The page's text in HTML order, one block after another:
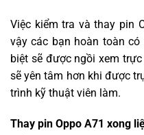
Việc kiểm tra và thay pin
vậy các bạn hoàn toàn
biệt sẽ được ngồi xem
sẽ yên tâm hơn khi được
trình kỹ thuật viên làm.
Thay pin Oppo A71 xong